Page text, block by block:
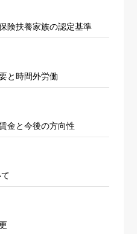
険扶養家族の認定基準
と時間外労働
金と今後の方向性